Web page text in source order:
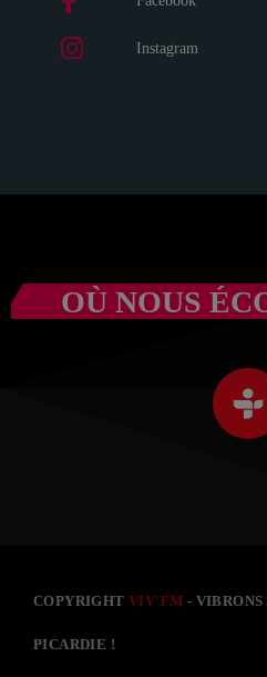
Instagram
OÙ NOUS
COPYRIGHTVIV'FM - VIBRONS
PICARDIE !